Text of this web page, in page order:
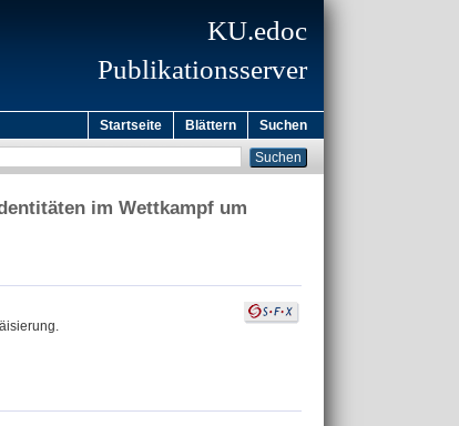
KU.edoc
Publikationsserver
Startseite Blättern Suchen
im Wettkampf um